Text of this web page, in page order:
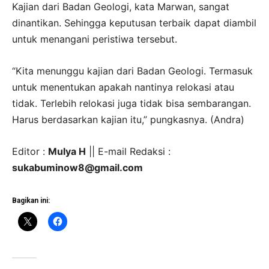
Kajian dari Badan Geologi, kata Marwan, sangat
dinantikan. Sehingga keputusan terbaik dapat diambil
untuk menangani peristiwa tersebut.
“Kita menunggu kajian dari Badan Geologi. Termasuk
untuk menentukan apakah nantinya relokasi atau
tidak. Terlebih relokasi juga tidak bisa sembarangan.
Harus berdasarkan kajian itu,” pungkasnya. (Andra)
Editor : Mulya H || E-mail Redaksi :
sukabuminow8@gmail.com
Bagikan ini: